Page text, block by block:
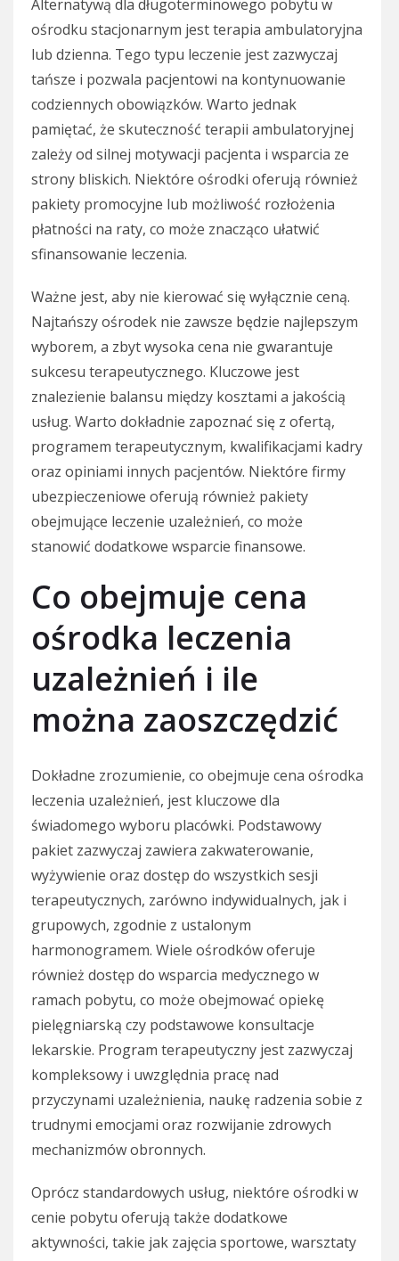
Alternatywą dla długoterminowego pobytu w
ośrodku stacjonarnym jest terapia ambulatoryjna
lub dzienna. Tego typu leczenie jest zazwyczaj
tańsze i pozwala pacjentowi na kontynuowanie
codziennych obowiązków. Warto jednak
pamiętać, że skuteczność terapii ambulatoryjnej
zależy od silnej motywacji pacjenta i wsparcia ze
strony bliskich. Niektóre ośrodki oferują również
pakiety promocyjne lub możliwość rozłożenia
płatności na raty, co może znacząco ułatwić
sfinansowanie leczenia.
Ważne jest, aby nie kierować się wyłącznie ceną.
Najtańszy ośrodek nie zawsze będzie najlepszym
wyborem, a zbyt wysoka cena nie gwarantuje
sukcesu terapeutycznego. Kluczowe jest
znalezienie balansu między kosztami a jakością
usług. Warto dokładnie zapoznać się z ofertą,
programem terapeutycznym, kwalifikacjami kadry
oraz opiniami innych pacjentów. Niektóre firmy
ubezpieczeniowe oferują również pakiety
obejmujące leczenie uzależnień, co może
stanowić dodatkowe wsparcie finansowe.
Co obejmuje cena
ośrodka leczenia
uzależnień i ile
można zaoszczędzić
Dokładne zrozumienie, co obejmuje cena ośrodka
leczenia uzależnień, jest kluczowe dla
świadomego wyboru placówki. Podstawowy
pakiet zazwyczaj zawiera zakwaterowanie,
wyżywienie oraz dostęp do wszystkich sesji
terapeutycznych, zarówno indywidualnych, jak i
grupowych, zgodnie z ustalonym
harmonogramem. Wiele ośrodków oferuje
również dostęp do wsparcia medycznego w
ramach pobytu, co może obejmować opiekę
pielęgniarską czy podstawowe konsultacje
lekarskie. Program terapeutyczny jest zazwyczaj
kompleksowy i uwzględnia pracę nad
przyczynami uzależnienia, naukę radzenia sobie z
trudnymi emocjami oraz rozwijanie zdrowych
mechanizmów obronnych.
Oprócz standardowych usług, niektóre ośrodki w
cenie pobytu oferują także dodatkowe
aktywności, takie jak zajęcia sportowe, warsztaty